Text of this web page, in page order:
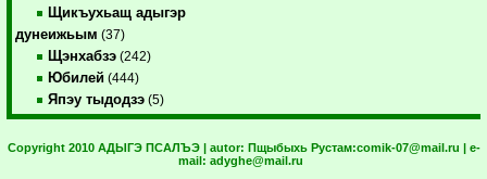
Щикъухьащ адыгэр
дунеижьым (37)
Щэнхабзэ (242)
Юбилей (444)
Япэу тыдодзэ (5)
Copyright 2010 АДЫГЭ ПСАЛЪЭ | autor: Пщыбыхь Рустам:comik-07@mail.ru | e-
mail: adyghe@mail.ru